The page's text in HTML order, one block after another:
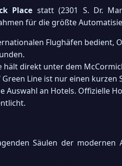
Place statt (2301 S. Dr.
für die größte
Flughäfen bedient,
hält direkt unter dem
Line ist nur einen
Auswahl an Hotels. Offizielle
Säulen der